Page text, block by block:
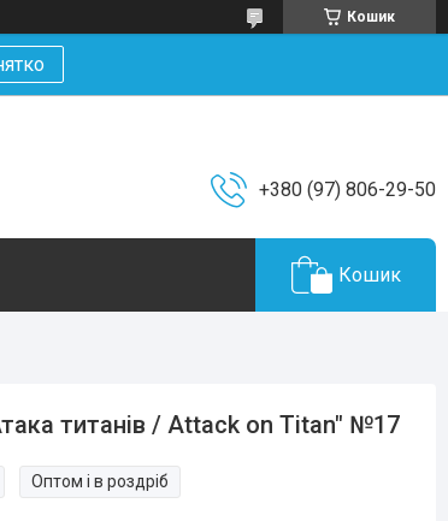
Кошик
+380 (97) 806-29-50
Кошик
титанів / Attack on Titan" №17
Оптом і в роздріб